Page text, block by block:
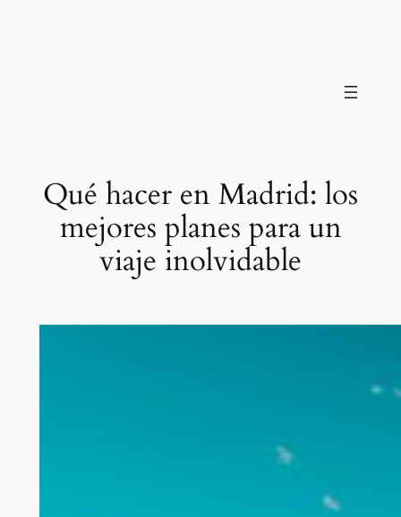
Qué hacer en Madrid: los
mejores planes para un
viaje inolvidable